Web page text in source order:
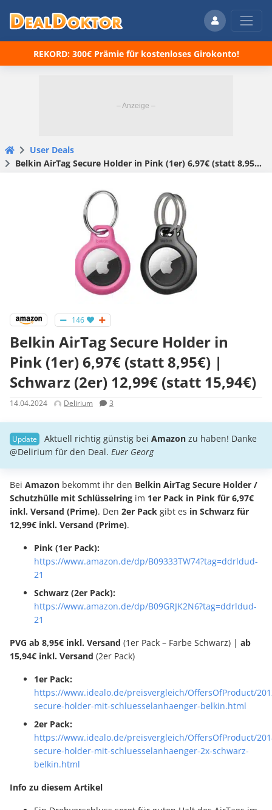
REKORD: 300€ Prämie für kostenloses Girokonto!
User Deals
Belkin AirTag Secure Holder in Pink (1er) 6,97€ (statt 8,95€) | Schwarz (2er) 12,99€ (statt 15,94€)
146
Belkin AirTag Secure Holder in
Pink (1er) 6,97€ (statt 8,95€) |
Schwarz (2er) 12,99€ (statt 15,94€)
14.04.2024 Delirium 3
Aktuell richtig günstig bei Amazon zu haben! Danke
@Delirium für den Deal. Euer Georg
Bei Amazon bekommt ihr den Belkin AirTag Secure Holder /
Schutzhülle mit Schlüsselring im 1er Pack in Pink für 6,97€
inkl. Versand (Prime). Den 2er Pack gibt es in Schwarz für
12,99€ inkl. Versand (Prime).
Pink (1er Pack):
https://www.amazon.de/dp/B09333TW74?tag=ddrldud-
21
Schwarz (2er Pack):
https://www.amazon.de/dp/B09GRJK2N6?tag=ddrldud-
21
PVG ab 8,95€ inkl. Versand (1er Pack – Farbe Schwarz) | ab
15,94€ inkl. Versand (2er Pack)
1er Pack:
https://www.idealo.de/preisvergleich/OffersOfProduct/
secure-holder-mit-schluesselanhaenger-belkin.html
2er Pack:
https://www.idealo.de/preisvergleich/OffersOfProduct/
secure-holder-mit-schluesselanhaenger-2x-schwarz-
belkin.html
Info zu diesem Artikel